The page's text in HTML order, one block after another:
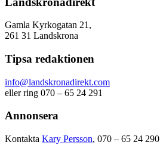
Gamla Kyrkogatan 21,
261 31 Landskrona
Tipsa redaktionen
info@landskronadirekt.com
eller ring 070 – 65 24 291
Annonsera
Kontakta Kary Persson, 070 – 65 24 290